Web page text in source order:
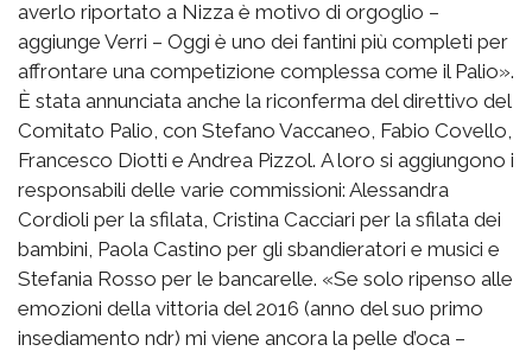
averlo riportato a Nizza è motivo di orgoglio –
aggiunge Verri – Oggi è uno dei fantini più completi per
affrontare una competizione complessa come il Palio».
È stata annunciata anche la riconferma del direttivo del
Comitato Palio, con Stefano Vaccaneo, Fabio Covello,
Francesco Diotti e Andrea Pizzol. A loro si aggiungono i
responsabili delle varie commissioni: Alessandra
Cordioli per la sfilata, Cristina Cacciari per la sfilata dei
bambini, Paola Castino per gli sbandieratori e musici e
Stefania Rosso per le bancarelle. «Se solo ripenso alle
emozioni della vittoria del 2016 (anno del suo primo
insediamento ndr) mi viene ancora la pelle d’oca –